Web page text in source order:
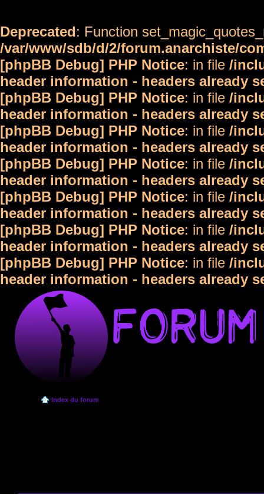
Deprecated: Function
/var/www/sdb/d/2/forum.anarchiste/
[phpBB Debug] PHP Notice: in file /
header information - headers already
[phpBB Debug] PHP Notice: in file /
header information - headers already
[phpBB Debug] PHP Notice: in file /
header information - headers already
[phpBB Debug] PHP Notice: in file /
header information - headers already
[phpBB Debug] PHP Notice: in file /
header information - headers already
[phpBB Debug] PHP Notice: in file /
header information - headers already
[phpBB Debug] PHP Notice: in file /
header information - headers already
Index du forum